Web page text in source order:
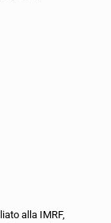
alla IMRF,